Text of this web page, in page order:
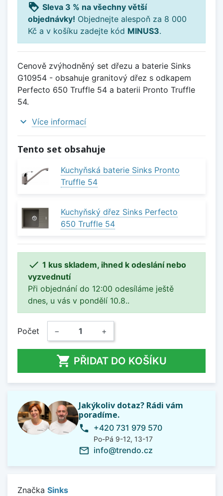
loyalty Sleva 3 % na všechny větší
objednávky! Objednejte alespoň za 8 000
Kč a v košíku zadejte kód MINUS3.
Cenově zvýhodněný set dřezu a baterie Sinks
G10954 - obsahuje granitový dřez s odkapem
Perfecto 650 Truffle 54 a baterii Pronto Truffle
54.
expand_more Více informací
Tento set obsahuje
Kuchyňská baterie Sinks Pronto
Truffle 54
Kuchyňský dřez Sinks Perfecto
650 Truffle 54
 1 kus skladem, ihned k odeslání nebo
vyzvednutí
Při objednání do 12:00 odesíláme ještě
dnes, u vás v pondělí 10.8..
Počet − +
 PŘIDAT DO KOŠÍKU
Jakýkoliv dotaz? Rádi vám
poradíme.
phone +420 731 979 570
Po-Pá 9-12, 13-17
mail_outline info@trendo.cz
Značka Sinks